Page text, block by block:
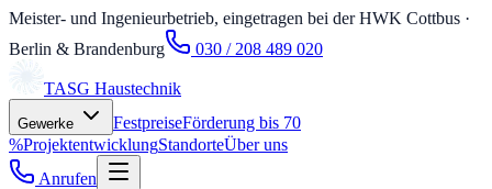
Meister- und Ingenieurbetrieb, eingetragen bei der HWK Cottbus ·
Berlin & Brandenburg
030 / 208 489 020
TASG Haustechnik
Gewerke FestpreiseFörderung bis 70
%ProjektentwicklungStandorteÜber uns
Anrufen